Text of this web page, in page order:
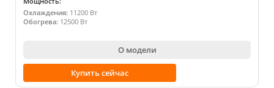
Охлаждения: 11200 Вт
Обогрева: 12500 Вт
О модели
Купить сейчас